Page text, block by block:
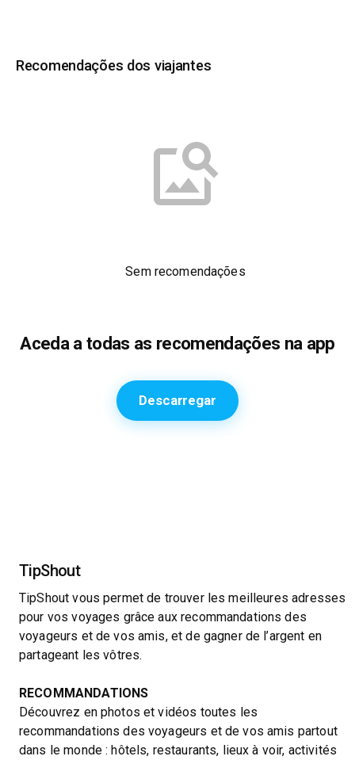
Recomendações dos viajantes
Sem recomendações
Aceda a todas as recomendações na app
Descarregar
TipShout
TipShout vous permet de trouver les meilleures adresses
pour vos voyages grâce aux recommandations des
voyageurs et de vos amis, et de gagner de l’argent en
partageant les vôtres.
RECOMMANDATIONS
Découvrez en photos et vidéos toutes les
recommandations des voyageurs et de vos amis partout
dans le monde : hôtels, restaurants, lieux à voir, activités